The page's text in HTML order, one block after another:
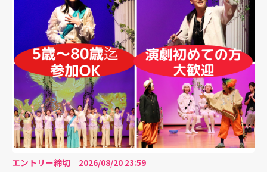
エントリー締切 2026/08/20 23:59